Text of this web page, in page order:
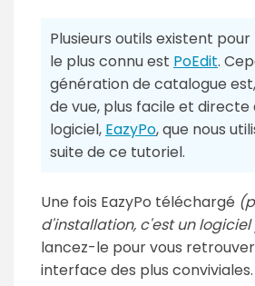
Plusieurs outils existent
le plus connu est PoEdit.
génération de catalogue
de vue, plus facile et
logiciel, EazyPo, que nous
suite de ce tutoriel.
Une fois EazyPo téléchargé
d'installation, c'est un
lancez-le pour vous
interface des plus conviviales.